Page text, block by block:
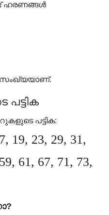
ഹരണങ്ങൾ
സംഖ്യയാണ്.
പട്ടിക:
19, 23, 29, 31,
61, 67, 71, 73,